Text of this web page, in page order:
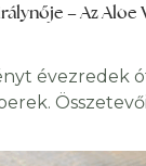
– Az Aloe
évezredek
, baktérium-,